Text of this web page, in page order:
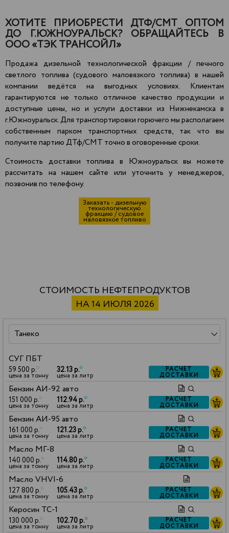
ХОТИТЕ ПРИОБРЕСТИ ДТФ/СМТ ОПТОМ
ДО Г.ЮЖНОУРАЛЬСК? ОБРАЩАЙТЕСЬ В
ООО «ТЭК ТРАНСОЙЛ»
Продажа дизельной технологической фракции / печного
светлого топлива (судового маловязкого топлива) в нашей
компании ведётся на выгодных условиях. Клиентам
гарантируются не только отличное качество продукции и
доступные цены, но и услуги доставки из Нижнекамска в
г.Южноуральск. Для транспортировки горючего мы располагаем
собственным парком транспортных средств, так что вы
получите партию ДТф/СМТ точно в оговоренные сроки.
Стоимость доставки топлива в Южноуральск вы можете
рассчитать на нашем сайте или уточнить у менеджеров,
позвонив по телефону.
Заказать - дизельную
технологическую
фракцию / судовое
маловязкое топливо
СТОИМОСТЬ НЕФТЕПРОДУКТОВ
НА 14 ИЮЛЯ 2026
СУГ ПБТ
59 500 р.*
цена за тонну
32.13 р.*
цена за литр
РАСЧЕТ
ДОСТАВКИ
Бензин АИ-92 авто
151 000 р.*
цена за тонну
112.94 р.*
цена за литр
РАСЧЕТ
ДОСТАВКИ
Бензин АИ-95 авто
161 000 р.*
цена за тонну
121.23 р.*
цена за литр
РАСЧЕТ
ДОСТАВКИ
Масло МГ-8
140 000 р.*
цена за тонну
114.80 р.*
цена за литр
РАСЧЕТ
ДОСТАВКИ
Масло VHVI-6
127 800 р.*
цена за тонну
105.43 р.*
цена за литр
РАСЧЕТ
ДОСТАВКИ
Керосин ТС-1
130 000 р.*
цена за тонну
102.70 р.*
цена за литр
РАСЧЕТ
ДОСТАВКИ